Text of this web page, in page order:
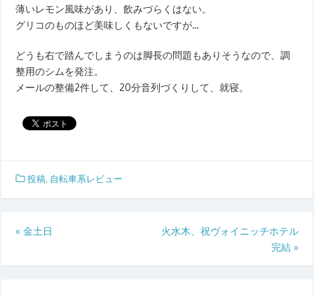
薄いレモン風味があり、飲みづらくはない。
グリコのものほど美味しくもないですが…
どうも右で踏んでしまうのは脚長の問題もありそうなので、調
整用のシムを発注。
メールの整備2件して、20分音列づくりして、就寝。
投稿 自転車系レビュー
投
«金土日
火水木、祝ヴォイニッチホテル
完結»